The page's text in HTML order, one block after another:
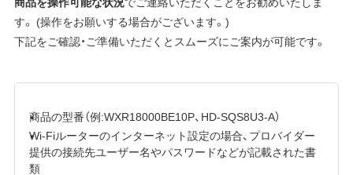
す。 (操作をお願いする場合がございます。)
下記をご確認・ご準備いただくとスムーズにご案内が可能です。
商品の型番（例:WXR18000BE10P、HD-SQS8U3-A）
Wi-Fiルーターのインターネット設定の場合、プロバイダー
提供の接続先ユーザー名やパスワードなどが記載された書
類